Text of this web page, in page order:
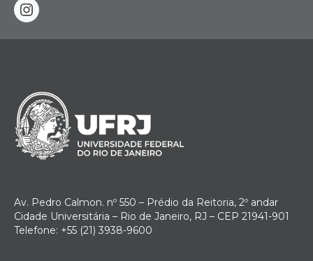
instagram
Av. Pedro Calmon. nº 550 – Prédio da Reitoria, 2º andar
Cidade Universitária – Rio de Janeiro, RJ – CEP 21941-901
Telefone: +55 (21) 3938-9600